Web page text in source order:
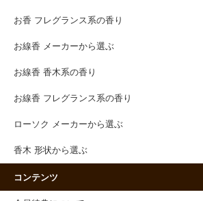
お香 フレグランス系の香り
お線香 メーカーから選ぶ
お線香 香木系の香り
お線香 フレグランス系の香り
ローソク メーカーから選ぶ
香木 形状から選ぶ
コンテンツ